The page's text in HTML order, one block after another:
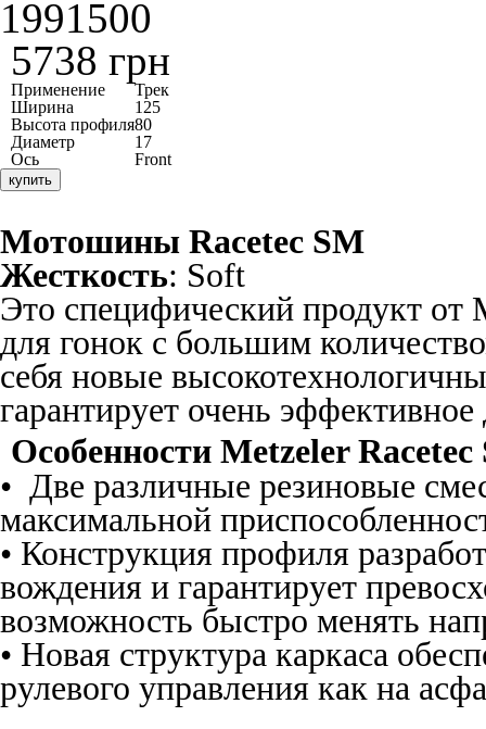
5738 грн
Применение
Трек
Ширина
125
Высота профиля80
Диаметр
17
Ось
Front
купить
Мотошины Racetec SM
Жесткость: Soft
Это специфический продукт от
для гонок с большим
себя новые
гарантирует очень
Особенности Metzeler Racetec
• Две различные резиновые
максимальной
• Конструкция профиля
вождения и гарантирует
возможность быстро менять
• Новая структура каркаса
рулевого управления как на